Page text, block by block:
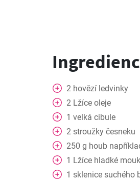
2 hovězí ledvinky
2 Lžíce oleje
1 velká cibule
2 stroužky česneku
250 g houb
1 Lžíce hladké
1 sklenice suchého